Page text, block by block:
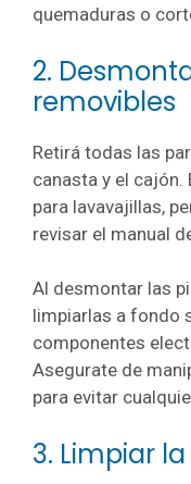
quemaduras o
2.
removibles
Retirá todas las
canasta y el cajón.
para lavavajillas,
revisar el manual
Al desmontar las
limpiarlas a fondo
componentes
Asegurate de
para evitar
3. Limpiar